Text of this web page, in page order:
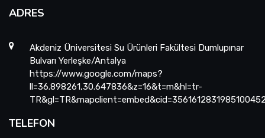
ADRES
Akdeniz Üniversitesi Su Ürünleri Fakültesi Dumlupınar
Bulvarı Yerleşke/Antalya
https://www.google.com/maps?
ll=36.898261,30.647836&z=16&t=m&hl=tr-
TELEFON